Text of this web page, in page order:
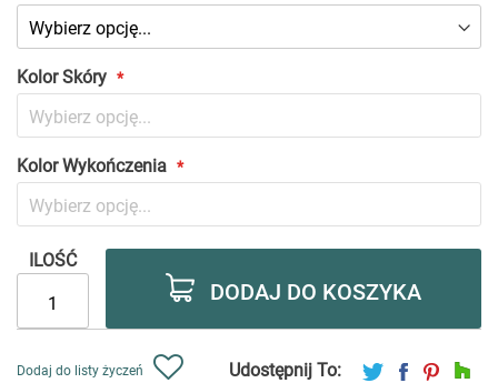
Kolor Skóry
Kolor Wykończenia
ILOŚĆ
DODAJ DO KOSZYKA
Dodaj do listy życzeń Udostępnij To: